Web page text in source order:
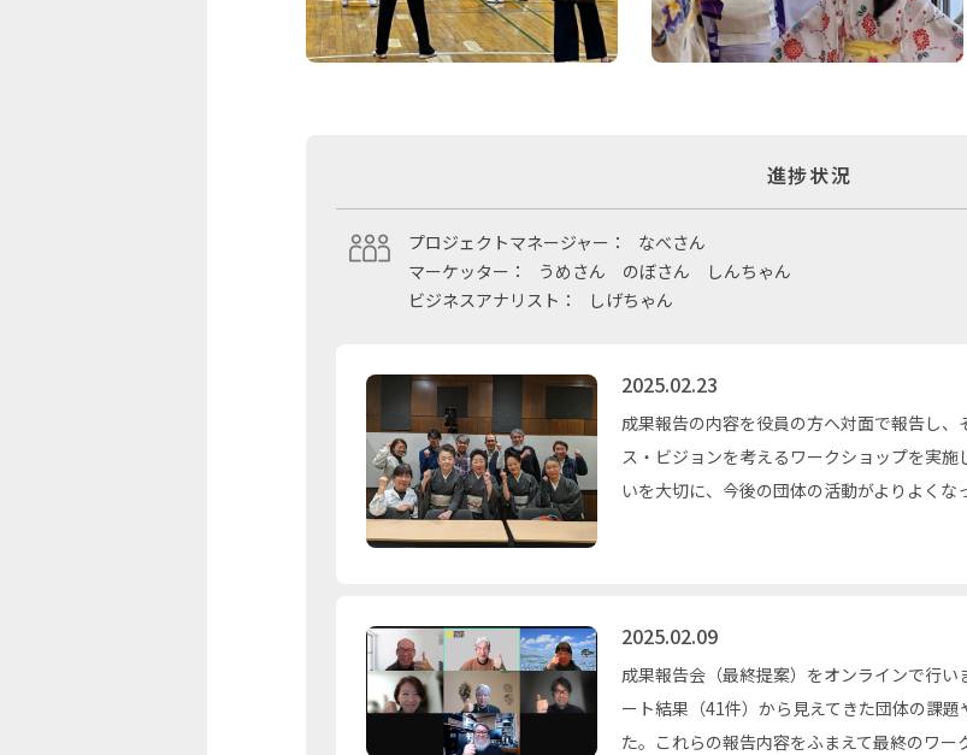
進捗状況
プロジェクトマネージャー：
なべさん
マーケッター：
うめさん のぼさん しんちゃん
ビジネスアナリスト：
しげちゃん
2025.02.23
成果報告の内容を役員の方へ対面で報告し
ス・ビジョンを考えるワークショップを実
いを大切に、今後の団体の活動がよりよくな
2025.02.09
成果報告会（最終提案）をオンラインで行
ート結果（41件）から見えてきた団体の課
た。これらの報告内容をふまえて最終のワー